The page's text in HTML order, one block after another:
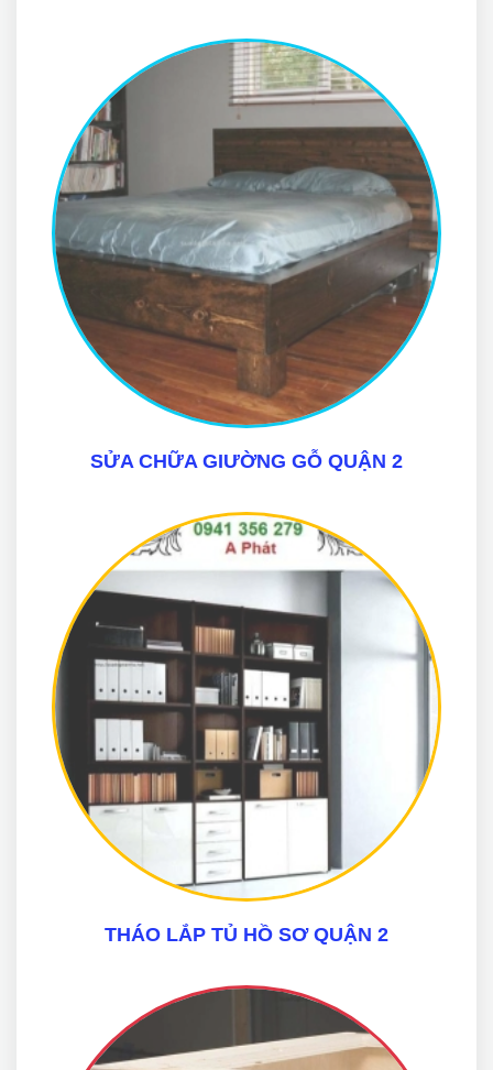
SỬA CHỮA GIƯỜNG GỖ QUẬN 2
THÁO LẮP TỦ HỒ SƠ QUẬN 2